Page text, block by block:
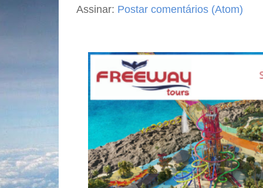
Assinar: Postar comentários (Atom)